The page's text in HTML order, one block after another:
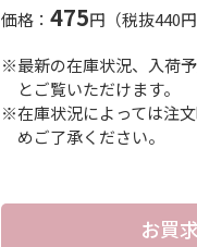
価格： 475円（税抜440円
※最新の在庫状況、入荷
とご覧いただけます。
※在庫状況によっては注
めご了承ください。
お買